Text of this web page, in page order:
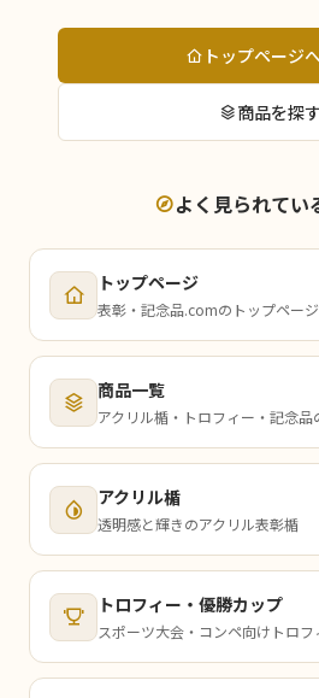
トップページ
商品を探す
よく見られてい
トップページ
表彰・記念品.comのトップページ
商品一覧
アクリル楯・トロフィー・記念
アクリル楯
透明感と輝きのアクリル表彰楯
トロフィー・優勝カップ
スポーツ大会・コンペ向けトロフ